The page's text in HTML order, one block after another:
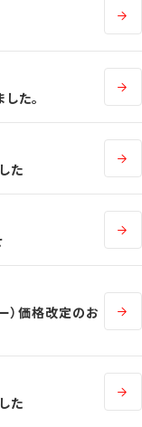
た。
た
）価格改定のお
た